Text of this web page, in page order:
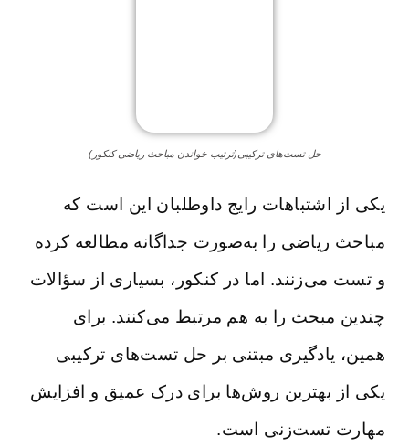
حل تست‌های ترکیبی(ترتیب خواندن مباحث ریاضی کنکور)
یکی از اشتباهات رایج داوطلبان این است که
مباحث ریاضی را به‌صورت جداگانه مطالعه کرده
و تست می‌زنند. اما در کنکور، بسیاری از سؤالات
چندین مبحث را به هم مرتبط می‌کنند. برای
همین، یادگیری مبتنی بر حل تست‌های ترکیبی
یکی از بهترین روش‌ها برای درک عمیق و افزایش
مهارت تست‌زنی است.